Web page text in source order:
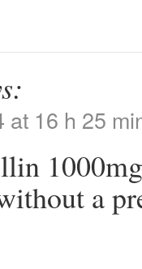
at 16 h 25
a